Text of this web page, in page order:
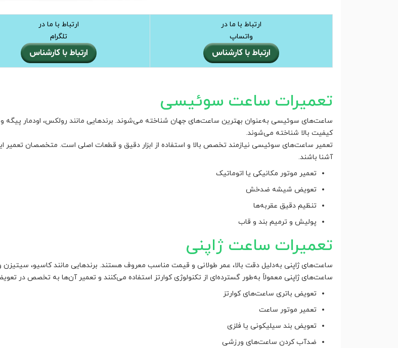
ارتباط با ما در
واتساپ
ارتباط با ما در
تلگرام
تعمیرات ساعت سوئیسی
ساعت‌های سوئیسی به‌عنوان بهترین ساعت‌های جهان شناخته می‌شوند. برندهایی مانند رولکس، اودمار
کیفیت بالا شناخته می‌شوند.
تعمیر ساعت‌های سوئیسی نیازمند تخصص بالا و استفاده از ابزار دقیق و قطعات اصلی است. متخصصان تعمیر
آشنا باشند.
تعمیر موتور مکانیکی یا اتوماتیک
تعویض شیشه ضدخش
تنظیم دقیق عقربه‌ها
پولیش و ترمیم بند و قاب
تعمیرات ساعت ژاپنی
ساعت‌های ژاپنی به‌دلیل دقت بالا، عمر طولانی و قیمت مناسب معروف هستند. برندهایی مانند کاسیو،
ساعت‌های ژاپنی معمولاً به‌طور گسترده‌ای از تکنولوژی کوارتز استفاده می‌کنند و تعمیر آن‌ها به تخصص در تعویض
تعویض باتری ساعت‌های کوارتز
تعمیر موتور ساعت
تعویض بند سیلیکونی یا فلزی
ضدآب کردن ساعت‌های ورزشی